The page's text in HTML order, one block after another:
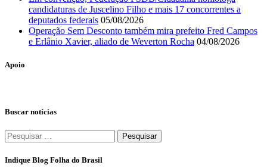
candidaturas de Juscelino Filho e mais 17 concorrentes a
deputados federais 05/08/2026
Operação Sem Desconto também mira prefeito Fred Campos
e Erlânio Xavier, aliado de Weverton Rocha 04/08/2026
Apoio
Buscar notícias
Pesquisar
por:
Indique Blog Folha do Brasil